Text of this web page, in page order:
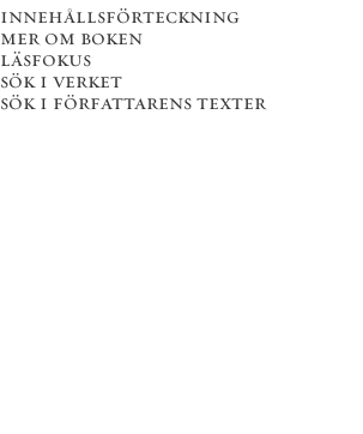
innehållsförteckning
mer om boken
läsfokus
sök i verket
sök i författarens texter